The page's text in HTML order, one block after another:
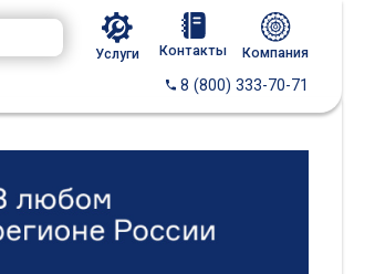
Услуги Контакты Компания
8 (800) 333-70-71